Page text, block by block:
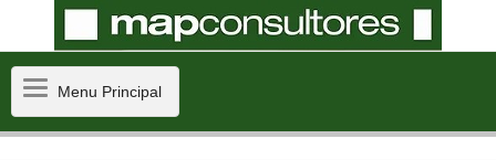
MenuMenu Principal